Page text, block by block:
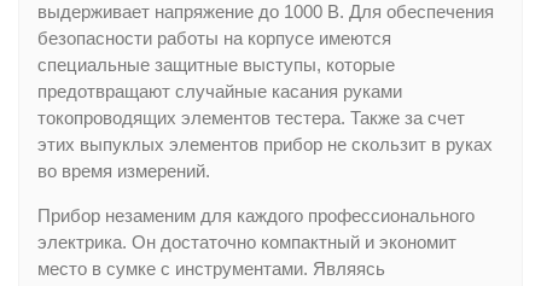
выдерживает напряжение до 1000 В. Для обеспечения
безопасности работы на корпусе имеются
специальные защитные выступы, которые
предотвращают случайные касания руками
токопроводящих элементов тестера. Также за счет
этих выпуклых элементов прибор не скользит в руках
во время измерений.
Прибор незаменим для каждого профессионального
электрика. Он достаточно компактный и экономит
место в сумке с инструментами. Являясь